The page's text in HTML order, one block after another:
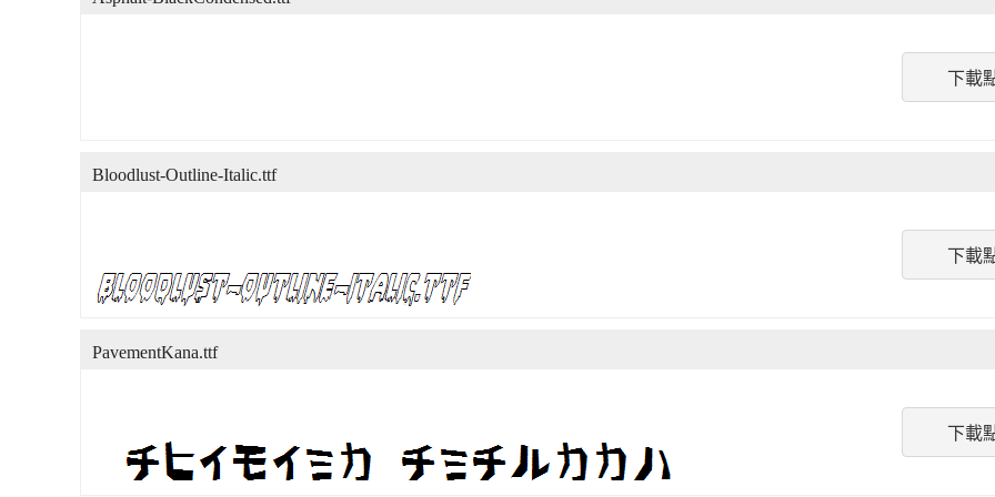
下載
下載
Bloodlust-Outline-Italic.ttf
下載
PavementKana.ttf